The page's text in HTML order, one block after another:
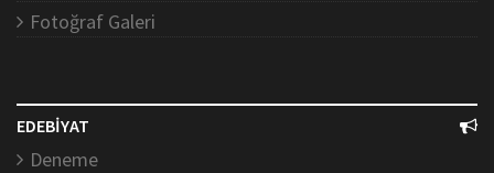
Fotoğraf Galeri
EDEBİYAT
Deneme